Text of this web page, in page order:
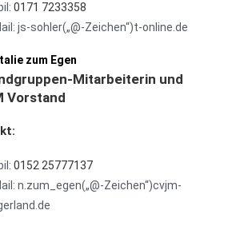
0171 7233358
js-sohler(„@-Zeichen“)t-online.de
zum Egen
Mitarbeiterin und
Vorstand
0152 25777137
n.zum_egen(„@-Zeichen“)cvjm-